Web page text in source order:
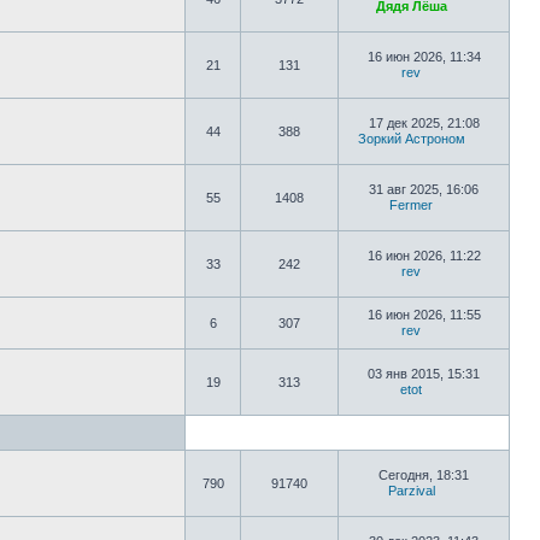
Дядя Лёша
21 131
16 июн 2026, 11:34
rev
44 388
17 дек 2025, 21:08
Зоркий Астроном
55 1408
31 авг 2025, 16:06
Fermer
33 242
16 июн 2026, 11:22
rev
6 307
16 июн 2026, 11:55
rev
19 313
03 янв 2015, 15:31
etot
790 91740
Сегодня, 18:31
Parzival